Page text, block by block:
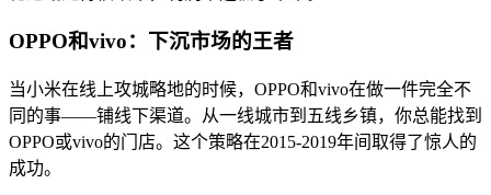
OPPO和vivo：下沉市场的王者
当小米在线上攻城略地的时候，OPPO和vivo在做一件完全不
同的事——铺线下渠道。从一线城市到五线乡镇，你总能找到
OPPO或vivo的门店。这个策略在2015-2019年间取得了惊人的
成功。